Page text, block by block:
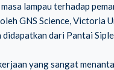
lampau terhadap
GNS Science,
dari Pantai
yang sangat